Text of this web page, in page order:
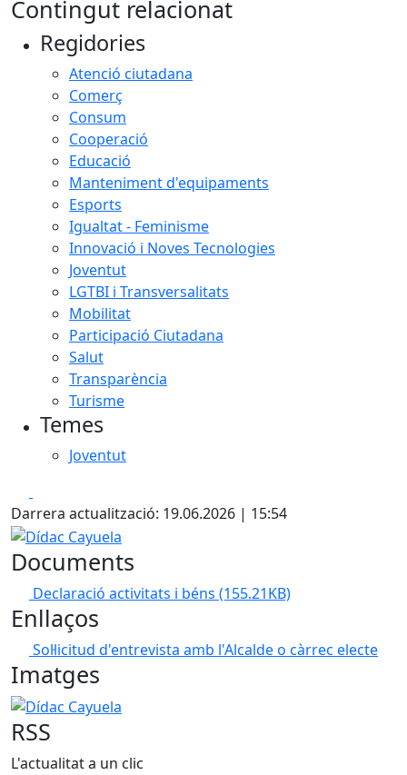
Contingut relacionat
Regidories
Atenció ciutadana
Comerç
Consum
Cooperació
Educació
Manteniment d'equipaments
Esports
Igualtat - Feminisme
Innovació i Noves Tecnologies
Joventut
LGTBI i Transversalitats
Mobilitat
Participació Ciutadana
Salut
Transparència
Turisme
Temes
Joventut
Darrera actualització: 19.06.2026 | 15:54
Dídac Cayuela
Documents
Declaració activitats i béns (155.21KB)
Enllaços
Sol·licitud d'entrevista amb l'Alcalde o càrrec electe
Imatges
Dídac Cayuela
RSS
L'actualitat a un clic